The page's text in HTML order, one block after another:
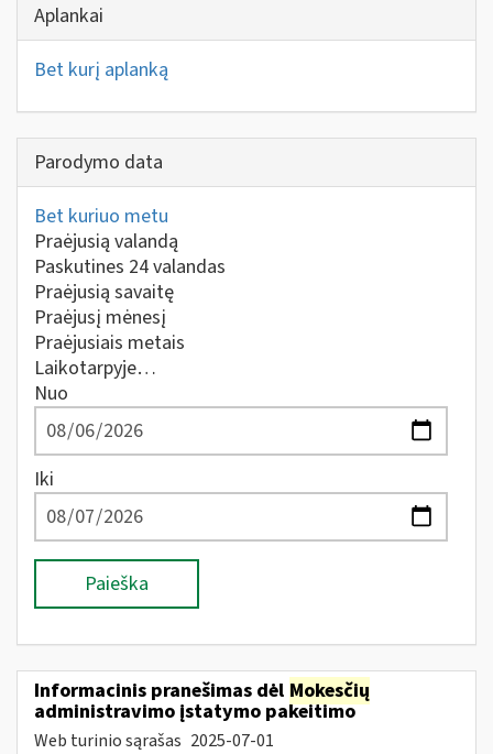
Aplankai
Bet kurį aplanką
Parodymo data
Bet kuriuo metu
Praėjusią valandą
Paskutines 24 valandas
Praėjusią savaitę
Praėjusį mėnesį
Praėjusiais metais
Laikotarpyje…
Nuo
Iki
Paieška
Informacinis pranešimas dėl Mokesčių
administravimo įstatymo pakeitimo
Web turinio sąrašas 2025-07-01